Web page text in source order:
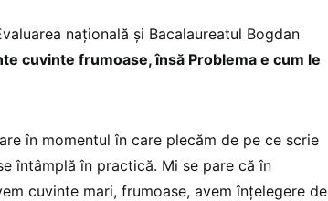
națională și Bacalaureatul Bogdan
cuvinte frumoase, însă Problema e cum le
în momentul în care plecăm de pe ce scrie
întâmplă în practică. Mi se pare că în
cuvinte mari, frumoase, avem înțelegere de